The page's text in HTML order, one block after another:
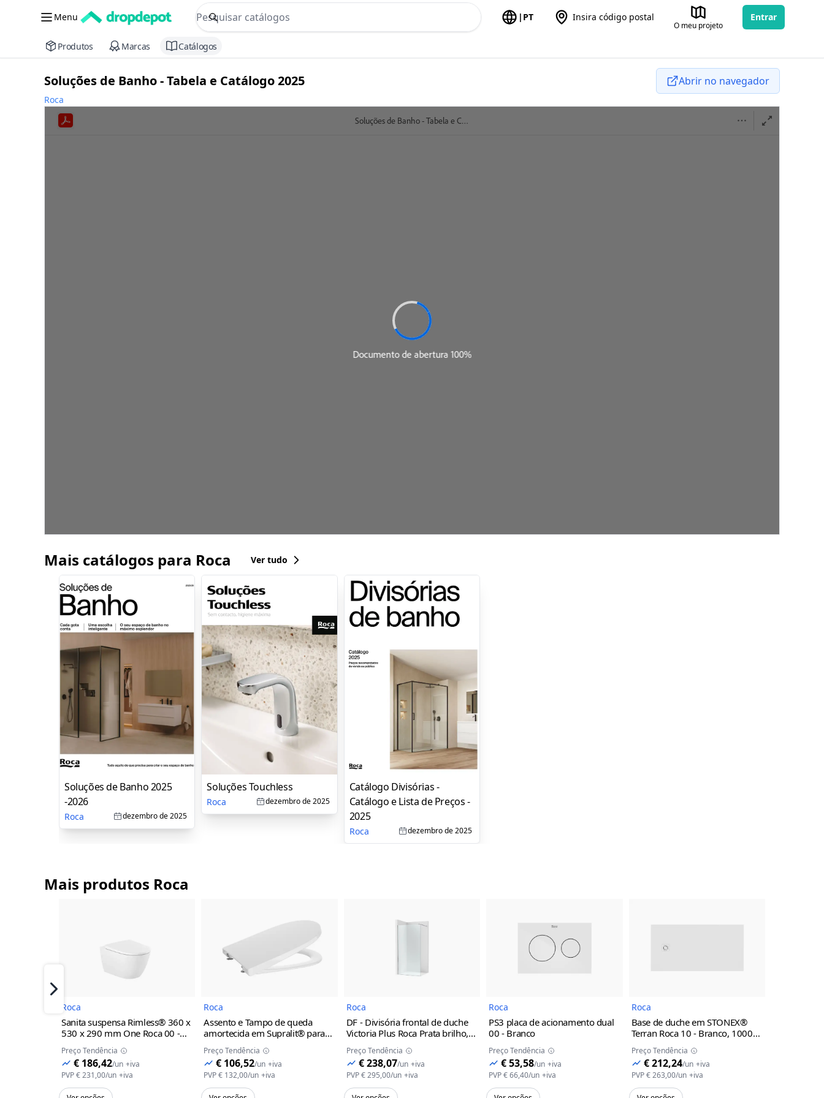
Menu
commerce search no header
Procurar
| PT Insira código postal
O meu projeto
Entrar
Produtos Marcas Catálogos
Soluções de Banho - Tabela e Catálogo 2025 Abrir no navegador
Roca
Mais catálogos para Roca Ver tudo
Soluções de Banho 2025
-2026
Roca dezembro de 2025
Soluções Touchless
Roca dezembro de 2025
Catálogo Divisórias -
Catálogo e Lista de Preços -
2025
Roca dezembro de 2025
Mais produtos Roca
Imagem do Produto
Roca
Sanita suspensa Rimless® 360 x
530 x 290 mm One Roca00 -
Preço Tendência
€ 186,42/un +iva
PVP€ 231,00/un +iva
Imagem do Produto
Roca
Assento e Tampo de queda
amortecida em Supralit® para
sanita Ona Roca
Preço Tendência
€ 106,52/un +iva
PVP€ 132,00/un +iva
Roca
DF - Divisória frontal de duche
Victoria Plus Roca Prata brilho,
Preço Tendência
€ 238,07/un +iva
PVP€ 295,00/un +iva
Imagem do Produto
Roca
PS3 placa de acionamento dual
00 - Branco
Preço Tendência
€ 53,58/un +iva
PVP€ 66,40/un +iva
Roca
Base de duche em STONEX®
Terran Roca 10 - Branco, 1000
mm, válvula 80 mm, 26 mm,
700 mm
Preço Tendência
€ 212,24/un +iva
PVP€ 263,00/un +iva
Próximo